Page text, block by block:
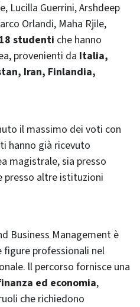
Lucilla Guerrini, Arshdeep
Orlandi, Maha Rjile,
studenti che hanno
provenienti da Italia,
Iran, Finlandia,
il massimo dei voti con
hanno già ricevuto
magistrale, sia presso
presso altre istituzioni
Business Management è
professionali nel
ll percorso fornisce una
ed economia,
che richiedono